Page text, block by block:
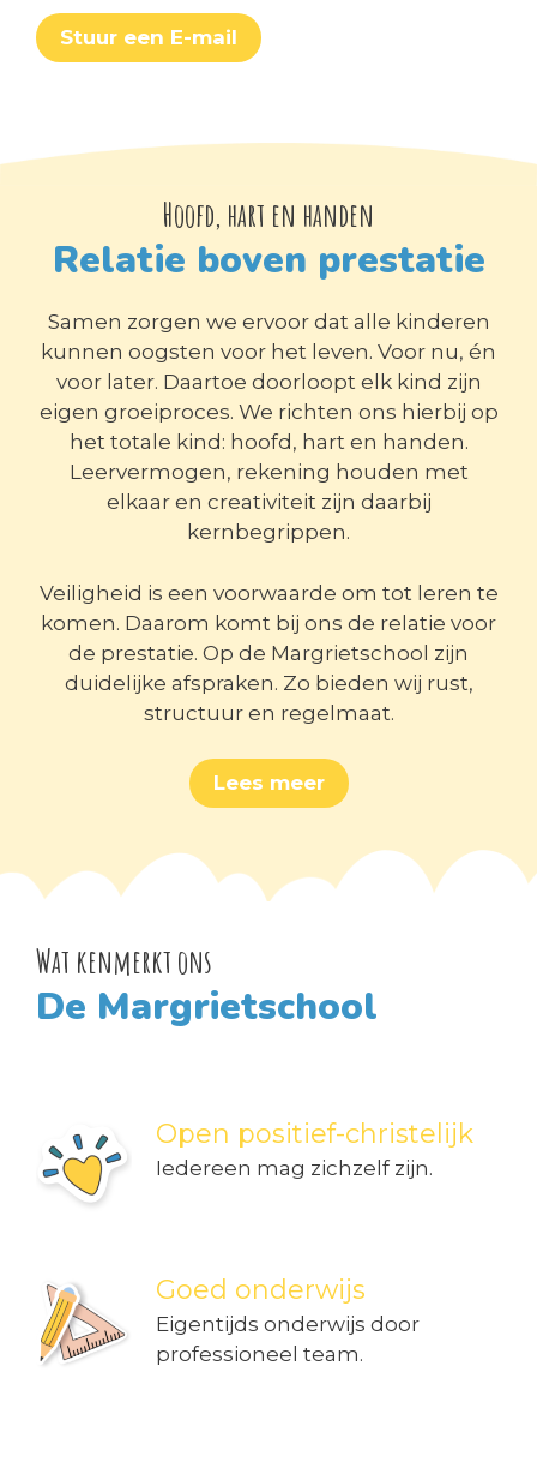
Stuur een E-mail
Hoofd, hart en handen
Relatie boven prestatie
Samen zorgen we ervoor dat alle kinderen
kunnen oogsten voor het leven. Voor nu, én
voor later. Daartoe doorloopt elk kind zijn
eigen groeiproces. We richten ons hierbij op
het totale kind: hoofd, hart en handen.
Leervermogen, rekening houden met
elkaar en creativiteit zijn daarbij
kernbegrippen.
Veiligheid is een voorwaarde om tot leren te
komen. Daarom komt bij ons de relatie voor
de prestatie. Op de Margrietschool zijn
duidelijke afspraken. Zo bieden wij rust,
structuur en regelmaat.
Lees meer
Wat kenmerkt ons
De Margrietschool
Open positief-christelijk
Iedereen mag zichzelf zijn.
Goed onderwijs
Eigentijds onderwijs door
professioneel team.